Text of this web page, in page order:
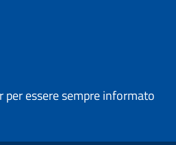
essere sempre informato